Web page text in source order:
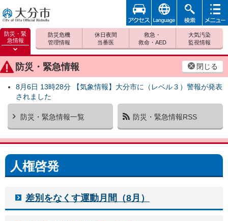
大分市
防災・緊
急情報
防災緊
急情報
を開く
防災・緊急情報 閉じる
8月6日 13時28分 【気象情報】大分市に（レベル３）警報が発表
されました
防災・緊急情報一覧 防災・緊急情報RSS
防災危機
管理情報
休日夜間
当番医
救急・
救命・AED
大気汚染
監視情報
アクセ
ス
foreign 検索
メニュ
人権啓発
差別をなくす運動月間（8月）